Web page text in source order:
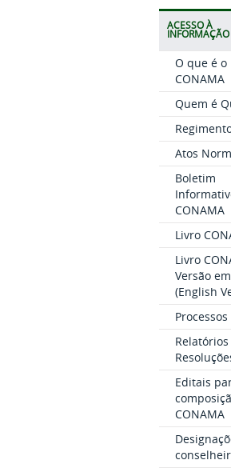
ACESSO À
INFORMAÇÃO
O que é o
CONAMA
Quem é
Atos
Boletim
CONAMA
Livro
Livro
Versão
(English
Processos
Relatórios
Editais
CONAMA